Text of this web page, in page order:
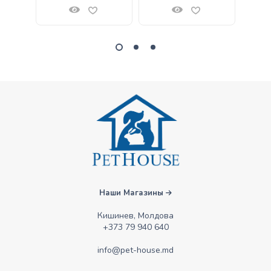
Наши Магазины
Кишинев, Молдова
+373 79 940 640
info@pet-house.md